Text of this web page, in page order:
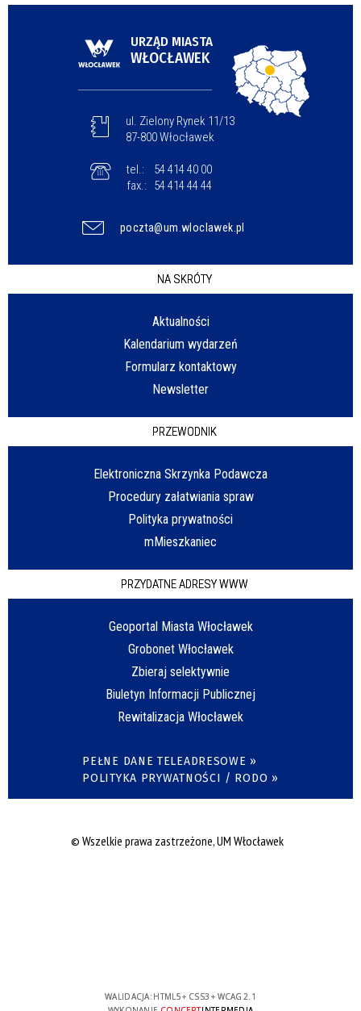
URZĄD MIASTA
WŁOCŁAWEK
ul. Zielony Rynek 11/13
87-800 Włocławek
tel.:
54 414 40 00
fax.:
54 414 44 44
poczta@um.wloclawek.pl
NA SKRÓTY
Aktualności
Kalendarium wydarzeń
Formularz kontaktowy
Newsletter
PRZEWODNIK
Elektroniczna Skrzynka Podawcza
Procedury załatwiania spraw
Polityka prywatności
mMieszkaniec
PRZYDATNE ADRESY WWW
Geoportal Miasta Włocławek
Grobonet Włocławek
Zbieraj selektywnie
Biuletyn Informacji Publicznej
Rewitalizacja Włocławek
PEŁNE DANE TELEADRESOWE »
POLITYKA PRYWATNOŚCI / RODO »
© Wszelkie prawa zastrzeżone, UM Włocławek
WALIDACJA: HTML5+ CSS3 + WCAG 2.1